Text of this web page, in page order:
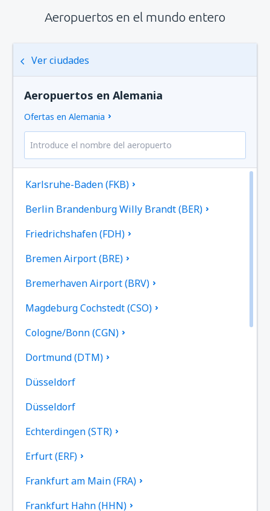
Aeropuertos en el mundo entero
Ver ciudades
Aeropuertos en Alemania
Ofertas en Alemania
Karlsruhe-Baden (FKB)
Berlin Brandenburg Willy Brandt (BER)
Friedrichshafen (FDH)
Bremen Airport (BRE)
Bremerhaven Airport (BRV)
Magdeburg Cochstedt (CSO)
Cologne/Bonn (CGN)
Dortmund (DTM)
Düsseldorf
Düsseldorf
Echterdingen (STR)
Erfurt (ERF)
Frankfurt am Main (FRA)
Frankfurt Hahn (HHN)